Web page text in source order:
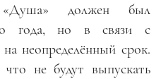
«Душа» должен был
года, но в связи с
неопределённый срок.
не будут выпускать